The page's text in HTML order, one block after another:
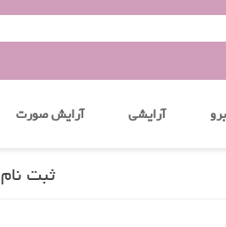
آرایشی آرایش صورت
ثبت نام